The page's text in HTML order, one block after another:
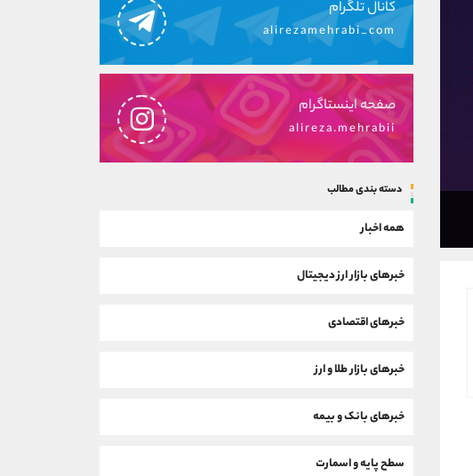
کانال تلگرام
alirezamehrabi_com
صفحه اینستاگرام
alireza.mehrabii
دسته بندی مطالب
همه اخبار
خبرهای بازار ارز دیجیتال
خبرهای اقتصادی
خبرهای بازار طلا و ارز
خبرهای بانک و بیمه
سطح پایه و اسمارت